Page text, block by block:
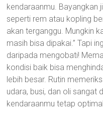
kendaraanmu. Bayangkan
seperti rem atau kopling
akan terganggu. Mungkin
masih bisa dipakai.” Tapi
daripada mengobati!
kondisi baik bisa
lebih besar. Rutin
udara, busi, dan oli sangat
kendaraanmu tetap